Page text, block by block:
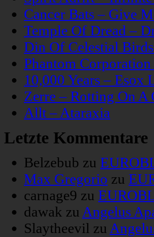
Cancer Bats – Give
Temple Of Dread –
Din Of Celestial
Phantom
10,000 Years – Esox
Zerre – Rotting On A
Allt – Ataraxia
Letzte Kommentare
Belzebub zu
Max Gregorio zu
carnage9 zu
dawak zu Angelus
Slaytheevil zu